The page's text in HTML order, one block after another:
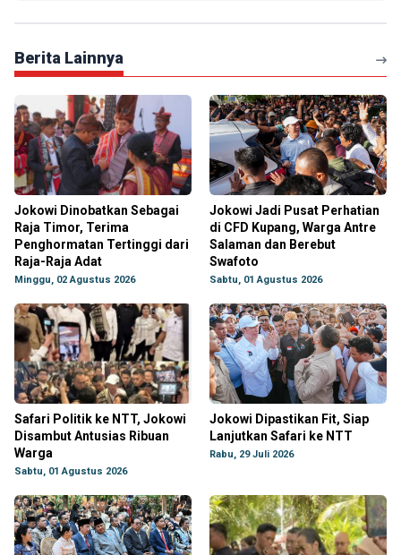
Berita Lainnya
Jokowi Dinobatkan Sebagai
Raja Timor, Terima
Penghormatan Tertinggi dari
Raja-Raja Adat
Minggu, 02 Agustus 2026
Jokowi Jadi Pusat Perhatian
di CFD Kupang, Warga Antre
Salaman dan Berebut
Swafoto
Sabtu, 01 Agustus 2026
Safari Politik ke NTT, Jokowi
Disambut Antusias Ribuan
Warga
Sabtu, 01 Agustus 2026
Jokowi Dipastikan Fit, Siap
Lanjutkan Safari ke NTT
Rabu, 29 Juli 2026